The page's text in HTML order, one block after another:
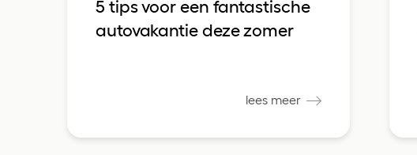
5 tips voor een fantastische
autovakantie deze zomer
lees meer